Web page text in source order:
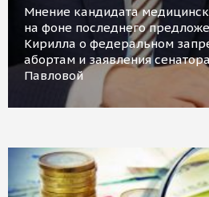
Мнение кандидата
на фоне последнего
Кирилла о федеральном
абортам и заявления
Павловой